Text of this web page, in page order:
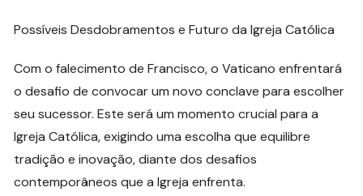
Possíveis Desdobramentos e Futuro da Igreja Católica
Com o falecimento de Francisco, o Vaticano enfrentará
o desafio de convocar um novo conclave para escolher
seu sucessor. Este será um momento crucial para a
Igreja Católica, exigindo uma escolha que equilibre
tradição e inovação, diante dos desafios
contemporâneos que a Igreja enfrenta.